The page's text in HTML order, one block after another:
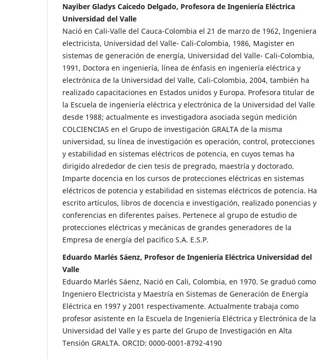
Nayiber Gladys Caicedo Delgado, Profesora de Ingeniería Eléctrica
Universidad del Valle
Nació en Cali-Valle del Cauca-Colombia el 21 de marzo de 1962, Ingeniera
electricista, Universidad del Valle- Cali-Colombia, 1986, Magister en
sistemas de generación de energía, Universidad del Valle- Cali-Colombia,
1991, Doctora en ingeniería, línea de énfasis en ingeniería eléctrica y
electrónica de la Universidad del Valle, Cali-Colombia, 2004, también ha
realizado capacitaciones en Estados unidos y Europa. Profesora titular de
la Escuela de ingeniería eléctrica y electrónica de la Universidad del Valle
desde 1988; actualmente es investigadora asociada según medición
COLCIENCIAS en el Grupo de investigación GRALTA de la misma
universidad, su línea de investigación es operación, control, protecciones
y estabilidad en sistemas eléctricos de potencia, en cuyos temas ha
dirigido alrededor de cien tesis de pregrado, maestría y doctorado.
Imparte docencia en los cursos de protecciones eléctricas en sistemas
eléctricos de potencia y estabilidad en sistemas eléctricos de potencia. Ha
escrito artículos, libros de docencia e investigación, realizado ponencias y
conferencias en diferentes países. Pertenece al grupo de estudio de
protecciones eléctricas y mecánicas de grandes generadores de la
Empresa de energía del pacifico S.A. E.S.P.
Eduardo Marlés Sáenz, Profesor de Ingeniería Eléctrica Universidad del
Valle
Eduardo Marlés Sáenz, Nació en Cali, Colombia, en 1970. Se graduó como
Ingeniero Electricista y Maestría en Sistemas de Generación de Energía
Eléctrica en 1997 y 2001 respectivamente. Actualmente trabaja como
profesor asistente en la Escuela de Ingeniería Eléctrica y Electrónica de la
Universidad del Valle y es parte del Grupo de Investigación en Alta
Tensión GRALTA. ORCID: 0000-0001-8792-4190